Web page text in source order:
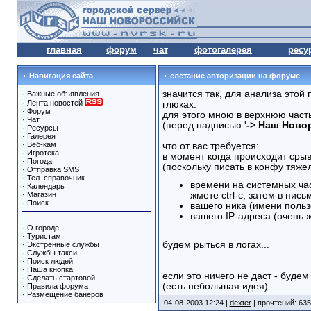
главная форум чат фотогалерея
Навигация сайта
· Важные объявления
· Лента новостей
· Форум
· Чат
· Ресурсы
· Галерея
· Веб-кам
· Игротека
· Погода
· Отправка SMS
· Тел. справочник
· Календарь
· Магазин
· Поиск
· О городе
· Туристам
· Экстренные службы
· Службы такси
· Поиск людей
· Наша кнопка
· Сделать стартовой
· Правила форума
· Размещение банеров
слетание авторизации на форуме
значится так, для анализа
глюках.
для этого мною в верхнюю
(перед надписью '-> Наш
что от вас требуется:
в момент когда происходит
(поскольку писать в конфу
времени на системных
жмете ctrl-c, затем в
вашего ника (имени
вашего IP-адреса (очень
будем рыться в логах...
если это ничего не даст -
(есть небольшая идея)
04-08-2003 12:24 | dexter| прочтений: